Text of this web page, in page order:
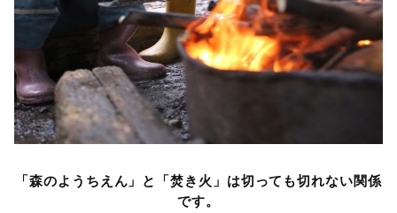
「森のようちえん」と「焚き火」は切っても切れない関係
です。